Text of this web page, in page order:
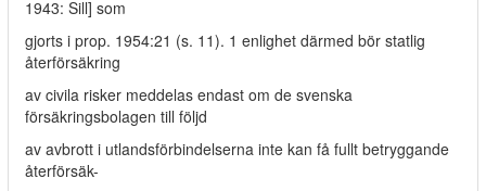
1943: Sill] som
gjorts i prop. 1954:21 (s. 11). 1 enlighet därmed bör statlig
återförsäkring
av civila risker meddelas endast om de svenska
försäkringsbolagen till följd
av avbrott i utlandsförbindelserna inte kan få fullt betryggande
återförsäk-